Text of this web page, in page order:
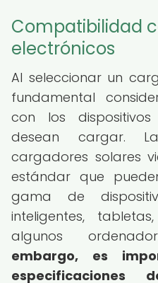
Compatibilidad
electrónicos
Al seleccionar un
fundamental
con los
desean cargar.
cargadores solares
estándar que
gama de
inteligentes,
algunos
embargo, es
especificaciones